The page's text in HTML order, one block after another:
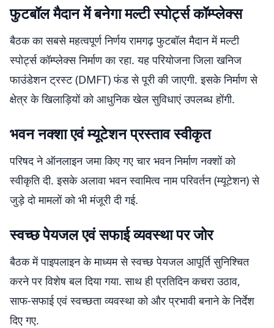
फुटबॉल मैदान में बनेगा मल्टी स्पोर्ट्स कॉम्प्लेक्स
बैठक का सबसे महत्वपूर्ण निर्णय रामगढ़ फुटबॉल मैदान में मल्टी
स्पोर्ट्स कॉम्प्लेक्स निर्माण का रहा. यह परियोजना जिला खनिज
फाउंडेशन ट्रस्ट (DMFT) फंड से पूरी की जाएगी. इसके निर्माण से
क्षेत्र के खिलाड़ियों को आधुनिक खेल सुविधाएं उपलब्ध होंगी.
भवन नक्शा एवं म्यूटेशन प्रस्ताव स्वीकृत
परिषद ने ऑनलाइन जमा किए गए चार भवन निर्माण नक्शों को
स्वीकृति दी. इसके अलावा भवन स्वामित्व नाम परिवर्तन (म्यूटेशन) से
जुड़े दो मामलों को भी मंजूरी दी गई.
स्वच्छ पेयजल एवं सफाई व्यवस्था पर जोर
बैठक में पाइपलाइन के माध्यम से स्वच्छ पेयजल आपूर्ति सुनिश्चित
करने पर विशेष बल दिया गया. साथ ही प्रतिदिन कचरा उठाव,
साफ-सफाई एवं स्वच्छता व्यवस्था को और प्रभावी बनाने के निर्देश
दिए गए.